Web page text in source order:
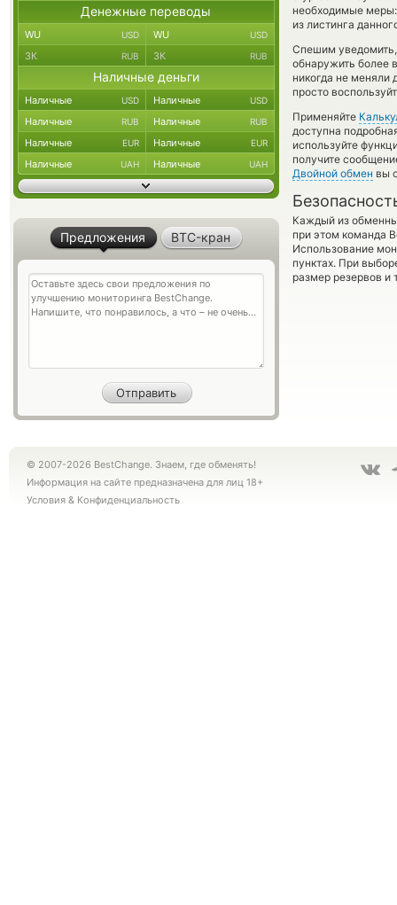
необходимые
из листинга
Спешим
обнаружить более
никогда не
просто
Применяйте
доступна
используйте
получите
Двойной обмен вы
Каждый из
при этом команда
Использование
пунктах. При
размер резервов и
Денежные переводы
WU USD WU USD
ЗК RUB ЗК RUB
Наличные деньги
Наличные USD Наличные USD
Наличные RUB Наличные RUB
Наличные EUR Наличные EUR
Наличные UAH Наличные UAH
Предложения BTC-кран
© 2007-2026 BestChange. Знаем, где обменять!
Информация на сайте предназначена для лиц 18+
Условия & Конфиденциальность